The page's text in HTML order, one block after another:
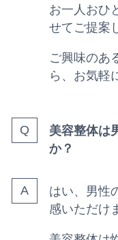
お一人おひ
せてご提案
ご興味のあ
ら、お気軽
美容整体は
か？
はい、男性
感いただけ